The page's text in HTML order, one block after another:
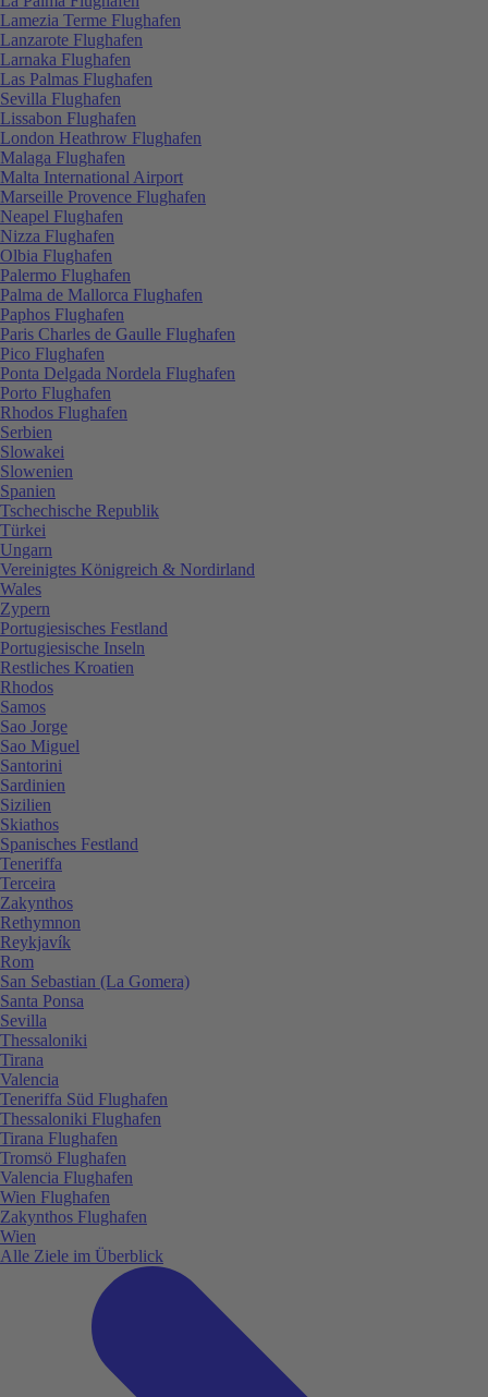
Lamezia Terme Flughafen
Lanzarote Flughafen
Larnaka Flughafen
Las Palmas Flughafen
Sevilla Flughafen
Lissabon Flughafen
London Heathrow Flughafen
Malaga Flughafen
Malta International Airport
Marseille Provence Flughafen
Neapel Flughafen
Nizza Flughafen
Olbia Flughafen
Palermo Flughafen
Palma de Mallorca Flughafen
Paphos Flughafen
Paris Charles de Gaulle Flughafen
Pico Flughafen
Ponta Delgada Nordela Flughafen
Porto Flughafen
Rhodos Flughafen
Serbien
Slowakei
Slowenien
Spanien
Tschechische Republik
Türkei
Ungarn
Vereinigtes Königreich & Nordirland
Wales
Zypern
Portugiesisches Festland
Portugiesische Inseln
Restliches Kroatien
Rhodos
Samos
Sao Jorge
Sao Miguel
Santorini
Sardinien
Sizilien
Skiathos
Spanisches Festland
Teneriffa
Terceira
Zakynthos
Rethymnon
Reykjavík
Rom
San Sebastian (La Gomera)
Santa Ponsa
Sevilla
Thessaloniki
Tirana
Valencia
Teneriffa Süd Flughafen
Thessaloniki Flughafen
Tirana Flughafen
Tromsö Flughafen
Valencia Flughafen
Wien Flughafen
Zakynthos Flughafen
Wien
Alle Ziele im Überblick